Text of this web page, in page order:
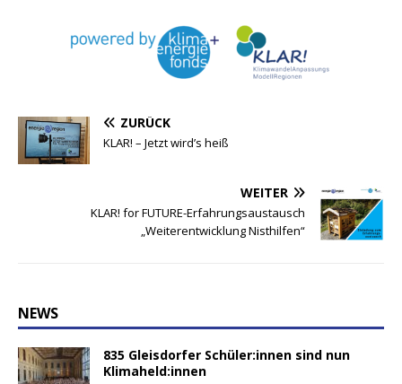
ZURÜCK
KLAR! – Jetzt wird’s heiß
WEITER
KLAR! for FUTURE-Erfahrungsaustausch
„Weiterentwicklung Nisthilfen“
NEWS
835 Gleisdorfer Schüler:innen sind nun
Klimaheld:innen